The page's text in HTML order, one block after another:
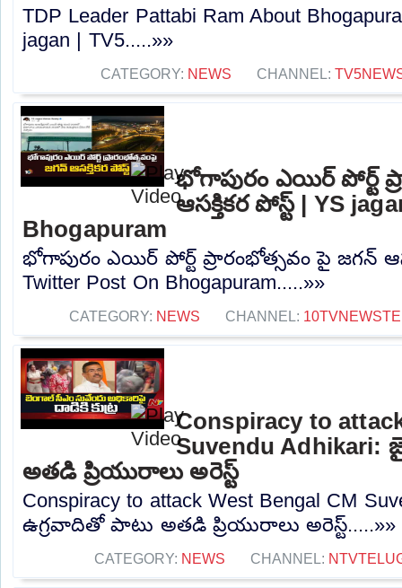
TDP Leader Pattabi Ram About
jagan | TV5.....»»
CATEGORY: NEWS CHANNEL:
భోగాపురం ఎయిర్ పోర్ట్
ఆసక్తికర పోస్ట్ | YS
Bhogapuram
భోగాపురం ఎయిర్ పోర్ట్ ప్రారంభోత్సవం పై జగన్
Twitter Post On Bhogapuram.....»»
CATEGORY: NEWS CHANNEL:
Conspiracy to
Suvendu
అతడి ప్రియురాలు అరెస్ట్
Conspiracy to attack West Bengal CM
ఉగ్రవాదితో పాటు అతడి ప్రియురాలు అరెస్ట్.....»»
CATEGORY: NEWS CHANNEL: